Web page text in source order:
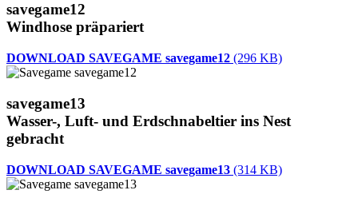
savegame12
Windhose präpariert
DOWNLOAD SAVEGAME savegame12 (296 KB)
savegame13
Wasser-, Luft- und Erdschnabeltier ins Nest
gebracht
DOWNLOAD SAVEGAME savegame13 (314 KB)